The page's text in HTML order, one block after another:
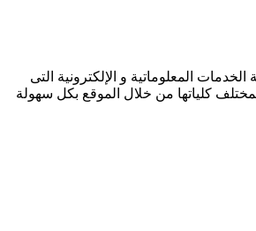
المعلوماتية و الإلكترونية التى
كلياتها من خلال الموقع بكل سهولة